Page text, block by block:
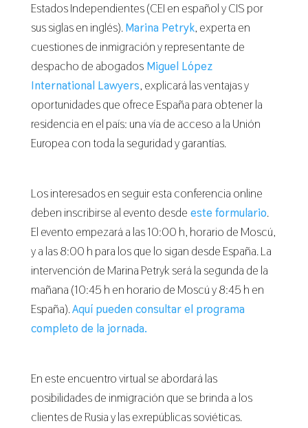
Estados Independientes (CEI en español y CIS por
sus siglas en inglés).Marina Petryk, experta en
cuestiones de inmigración y representante de
despacho de abogados Miguel López
International Lawyers, explicará las ventajas y
oportunidades que ofrece España para obtener la
residencia en el país: una vía de acceso a la Unión
Europea con toda la seguridad y garantías.
Los interesados en seguir esta conferencia online
deben inscribirse al evento desde este formulario.
El evento empezará a las 10:00 h, horario de Moscú,
y a las 8:00 h para los que lo sigan desde España. La
intervención de Marina Petryk será la segunda de la
mañana (10:45 h en horario de Moscú y 8:45 h en
España).Aquí pueden consultar el programa
completo de la jornada.
En este encuentro virtual se abordará las
posibilidades de inmigración que se brinda a los
clientes de Rusia y las exrepúblicas soviéticas.